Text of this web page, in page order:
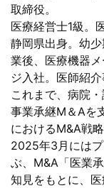
取締役。
医療経営士1級。
静岡県出身。幼
業後、医療機器
ジ入社。医師紹
これまで、病院
事業承継M＆Aを
におけるM&A戦
2025年3月にはプ
ぶ、M&A「医業
知見をもとに、